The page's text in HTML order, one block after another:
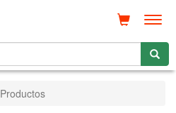
Productos